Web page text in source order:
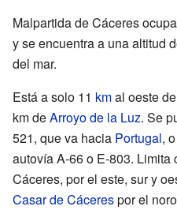
Malpartida de Cáceres
y se encuentra a una altitud
del mar.
Está a solo 11 kmal oeste
km deArroyo de la Luz. Se
521, que va hacia Portugal,
autovía A-66 o E-803.
Cáceres, por el este, sur y
Casar de Cácerespor el